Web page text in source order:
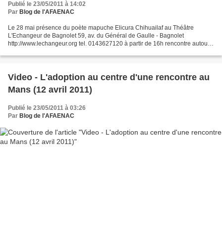
Publié le 23/05/2011 à 14:02
Par Blog de l'AFAENAC
Le 28 mai présence du poète mapuche Elicura Chihuailaf au Théâtre
L'Echangeur de Bagnolet 59, av. du Général de Gaulle - Bagnolet
http://www.lechangeur.org tel. 0143627120 à partir de 16h rencontre autour
Video - L'adoption au centre d'une rencontre au
Mans (12 avril 2011)
Publié le 23/05/2011 à 03:26
Par Blog de l'AFAENAC